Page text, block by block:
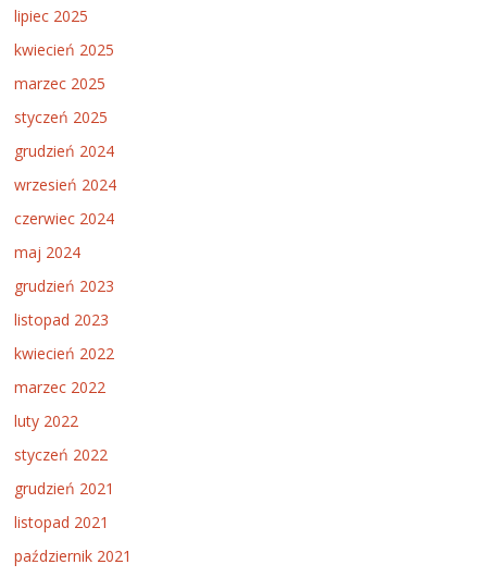
lipiec 2025
kwiecień 2025
marzec 2025
styczeń 2025
grudzień 2024
wrzesień 2024
czerwiec 2024
maj 2024
grudzień 2023
listopad 2023
kwiecień 2022
marzec 2022
luty 2022
styczeń 2022
grudzień 2021
listopad 2021
październik 2021